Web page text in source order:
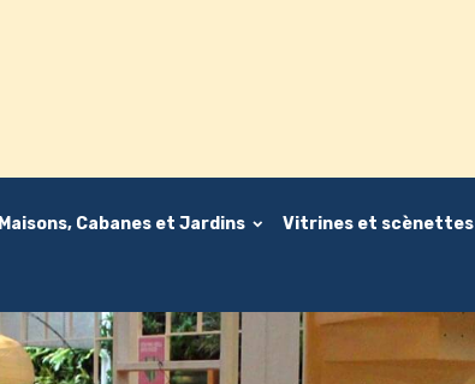
Maisons, Cabanes et Jardins Vitrines et scènettes